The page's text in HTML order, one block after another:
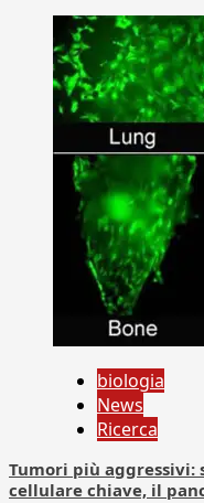
biologia
News
Ricerca
Tumori più aggressivi:
cellulare chiave, il